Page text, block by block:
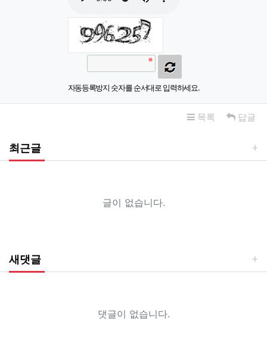
자동등록방지 숫자를 순서대로 입력하세요.
목록 답글
최근글
글이 없습니다.
새댓글
댓글이 없습니다.